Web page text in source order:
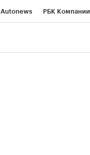
Autonews РБК Компании